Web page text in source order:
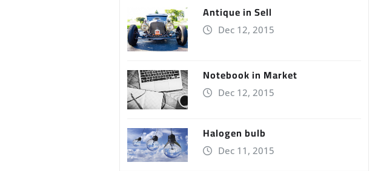
Antique in Sell
Dec 12, 2015
Notebook in Market
Dec 12, 2015
Halogen bulb
Dec 11, 2015